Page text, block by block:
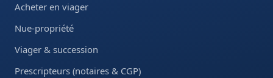
Acheter en viager
Nue-propriété
Viager & succession
Prescripteurs (notaires & CGP)